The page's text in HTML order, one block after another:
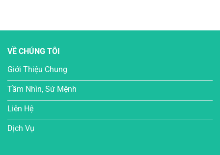
VỀ CHÚNG TÔI
Giới Thiệu Chung
Tầm Nhìn, Sứ Mệnh
Liên Hệ
Dịch Vụ